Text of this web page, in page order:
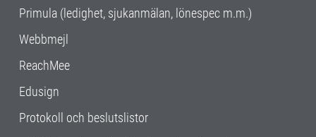
Primula (ledighet, sjukanmälan, lönespec m.m.)
Webbmejl
ReachMee
Edusign
Protokoll och beslutslistor